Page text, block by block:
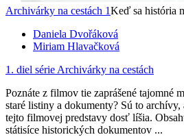
Archivárky na cestách 1Keď sa história
Daniela Dvořáková
Miriam Hlavačková
1. diel série Archivárky na cestách
Poznáte z filmov tie zaprášené tajomné
staré listiny a dokumenty? Sú to
tejto filmovej predstavy dosť líšia.
státisíce historických dokumentov ...